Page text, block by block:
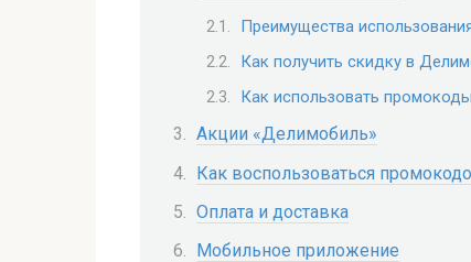
Преимущества
Как получить скидку в
Как использовать
Акции «Делимобиль»
Как воспользоваться
Оплата и доставка
Мобильное приложение